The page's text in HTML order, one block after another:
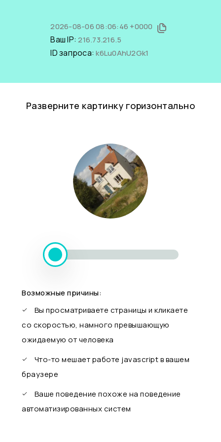
2026-08-06 08:06:46 +0000
Ваш IP:216.73.216.5
ID запроса:k6Lu0AhU2Gk1
Разверните картинку горизонтально
Возможные причины:
Вы просматриваете страницы и кликаете
со скоростью, намного превышающую
ожидаемую от человека
Что-то мешает работе javascript в вашем
браузере
Ваше поведение похоже на поведение
автоматизированных систем